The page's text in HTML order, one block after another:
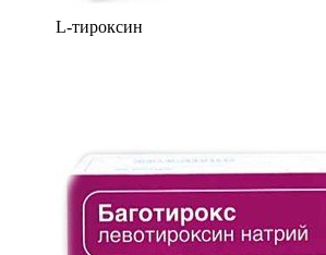
L-тироксин